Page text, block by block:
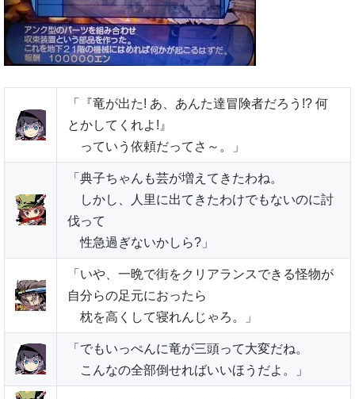
「『竜が出た! あ、あんた達冒険者だろう!? 何
とかしてくれよ!』
っていう依頼だってさ～。」
「典子ちゃんも芸が増えてきたわね。
しかし、人里に出てきたわけでもないのに討
伐って
性急過ぎないかしら?」
「いや、一晩で街をクリアランスできる怪物が
自分らの足元におったら
枕を高くして寝れんじゃろ。」
「でもいっぺんに竜が三頭って大変だね。
こんなの全部倒せればいいほうだよ。」